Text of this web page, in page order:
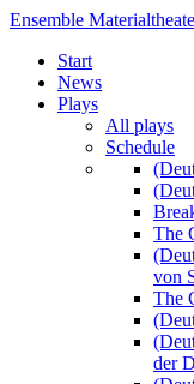
Ensemble
Start
News
Plays
All plays
Schedule
The
von
The
der